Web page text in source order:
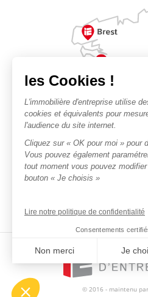
© 2016 - maintenu par